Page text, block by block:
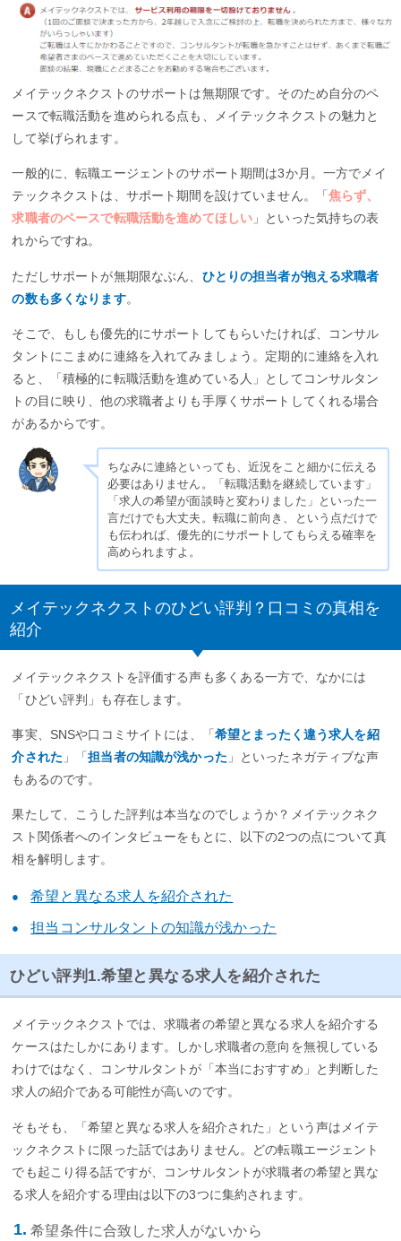
メイテックネクストのサポートは無期限です。そのため自分のペ
ースで転職活動を進められる点も、メイテックネクストの魅力と
して挙げられます。
一般的に、転職エージェントのサポート期間は3か月。一方でメイ
テックネクストは、サポート期間を設けていません。「焦らず、
求職者のペースで転職活動を進めてほしい 」といった気持ちの表
れからですね。
ただしサポートが無期限なぶん、 ひとりの担当者が抱える求職者
の数も多くなります。
そこで、もしも優先的にサポートしてもらいたければ、コンサル
タントにこまめに連絡を入れてみましょう。定期的に連絡を入れ
ると、「積極的に転職活動を進めている人」としてコンサルタン
トの目に映り、他の求職者よりも手厚くサポートしてくれる場合
があるからです。
ちなみに連絡といっても、近況をこと細かに伝える
必要はありません。「転職活動を継続しています」
「求人の希望が面談時と変わりました」といった一
言だけでも大丈夫。転職に前向き、という点だけで
も伝われば、優先的にサポートしてもらえる確率を
高められますよ。
メイテックネクストのひどい評判？口コミの真相を
紹介
メイテックネクストを評価する声も多くある一方で、なかには
「ひどい評判」も存在します。
事実、SNSや口コミサイトには、「 希望とまったく違う求人を紹
介された 」「担当者の知識が浅かった 」といったネガティブな声
もあるのです。
果たして、こうした評判は本当なのでしょうか？メイテックネク
スト関係者へのインタビューをもとに、以下の2つの点について真
相を解明します。
希望と異なる求人を紹介された
担当コンサルタントの知識が浅かった
ひどい評判1.希望と異なる求人を紹介された
メイテックネクストでは、求職者の希望と異なる求人を紹介する
ケースはたしかにあります。しかし求職者の意向を無視している
わけではなく、コンサルタントが「本当におすすめ」と判断した
求人の紹介である可能性が高いのです。
そもそも、「希望と異なる求人を紹介された」という声はメイテ
ックネクストに限った話ではありません。どの転職エージェント
でも起こり得る話ですが、コンサルタントが求職者の希望と異な
る求人を紹介する理由は以下の3つに集約されます。
希望条件に合致した求人がないから